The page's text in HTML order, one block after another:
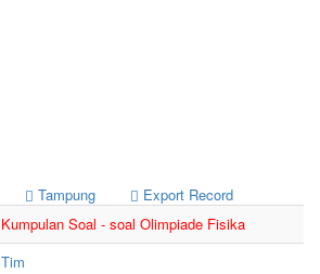
Tampung
Export Record
Kumpulan Soal - soal Olimpiade Fisika
Tim